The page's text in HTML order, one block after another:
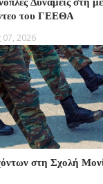
του ΓΕΕΘΑ
07, 2026
στη Σχολή